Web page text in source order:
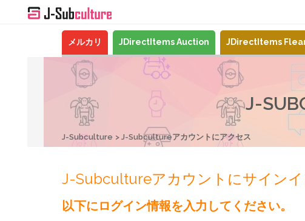
メルカリ JDirectItems Auction JDirectItems
J-
J-Subculture J-Subcultureアカウントにアクセス
J-Subcultureアカウントにサインイ
以下にログイン情報を入力してください。